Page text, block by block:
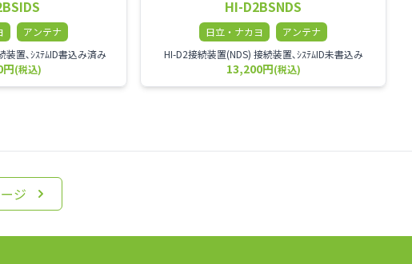
アンテナ
装置､ｼｽﾃﾑID書込み済み
(税込)
HI-D2BSNDS
日立・ナカヨ
アンテナ
HI-D2接続装置(NDS) 接続装置､ｼｽﾃﾑID未書込み
13,200円(税込)
ジ